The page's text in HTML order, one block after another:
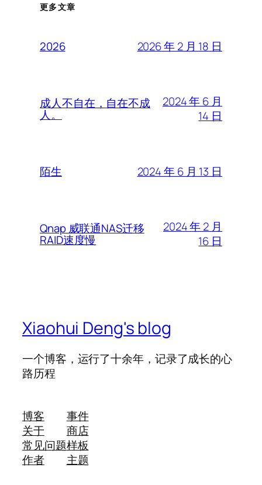
更多文章
2026 2026 年 2 月 18 日
成人不自在，自在不成
人。
2024 年 6 月
14 日
陌生 2024 年 6 月 13 日
Qnap 威联通NAS迁移
RAID速度慢
2024 年 2 月
16 日
Xiaohui Deng's blog
一个博客，运行了十余年，记录了成长的心
路历程
博客
关于
常见问题
作者
事件
商店
样板
主题